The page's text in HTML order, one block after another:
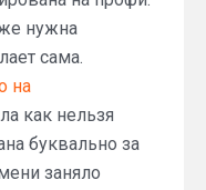
нужна
сама.
на
как нельзя
буквально за
заняло